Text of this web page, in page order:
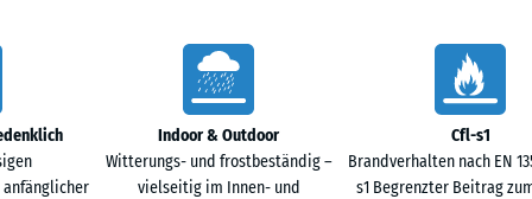
Terra
Cotta
28,9
1,8
cm
-
Indoor & Outdoor
Witterungs- und frostbeständig –
vielseitig im Innen- und
Cfl-s1
Brandverhalten nach EN
s1 Begrenzter Beitrag